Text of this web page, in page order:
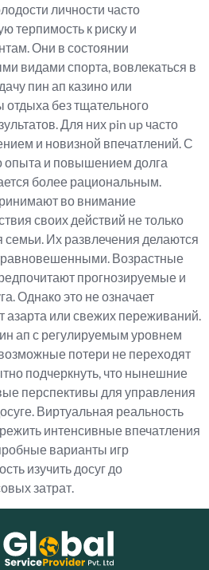
личности часто
терпимость к риску и
Они в состоянии
видами спорта, вовлекаться в
пин ап казино или
без тщательного
Для них pin up часто
и новизной впечатлений. С
опыта и повышением долга
более рациональным.
во внимание
своих действий не только
семьи. Их развлечения делаются
Возрастные
прогнозируемые и
Однако это не означает
азарта или свежих переживаний.
ап с регулируемым уровнем
потери не переходят
подчеркнуть, что нынешние
перспективы для управления
Виртуальная реальность
интенсивные впечатления
варианты игр
изучить досуг до
затрат.